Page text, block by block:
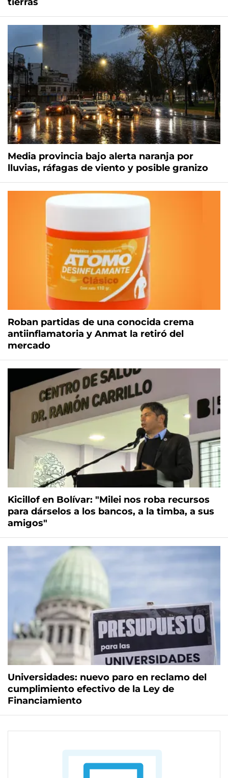
Media provincia bajo alerta naranja por
lluvias, ráfagas de viento y posible granizo
Roban partidas de una conocida crema
antiinflamatoria y Anmat la retiró del
mercado
Kicillof en Bolívar: "Milei nos roba recursos
para dárselos a los bancos, a la timba, a sus
amigos"
Universidades: nuevo paro en reclamo del
cumplimiento efectivo de la Ley de
Financiamiento